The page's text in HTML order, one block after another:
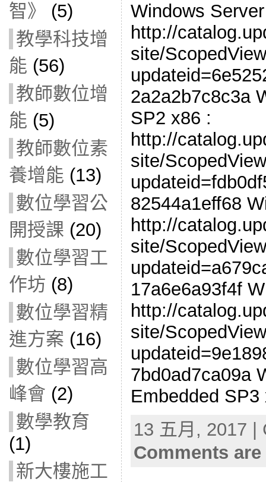
智》
(5)
教學科技增
能 (56)
教師數位增
能 (5)
教師數位素
養增能 (13)
數位學習公
開授課 (20)
數位學習工
作坊 (8)
數位學習精
進方案 (16)
數位學習高
峰會 (2)
數學教育
(1)
新大樓施工
Windows
http://
site/
2a2a2b7c8c3a
SP2 x86 :
http://
site/
82544a1eff68
http://
site/
17a6e6a93f4f
http://
site/
7bd0ad7ca09a
Embedded
13 五月, 2017
Comments